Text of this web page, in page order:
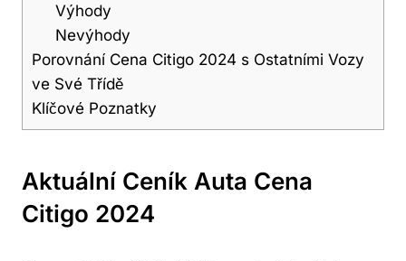
Výhody
Nevýhody
Porovnání Cena Citigo 2024 s Ostatními Vozy
ve Své Třídě
Klíčové Poznatky
Aktuální Ceník Auta Cena
Citigo 2024